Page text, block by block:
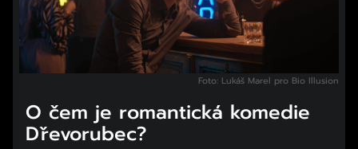
Foto: Lukáš Marel pro Bio Illusion
O čem je romantická komedie
Dřevorubec?